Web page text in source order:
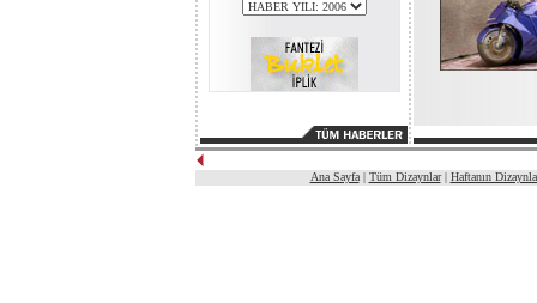
Ana Sayfa| Tüm Dizaynlar| Haftanın